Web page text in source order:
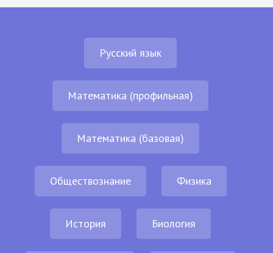
Русский язык
Математика (профильная)
Математика (базовая)
Обществознание Физика
История Биология